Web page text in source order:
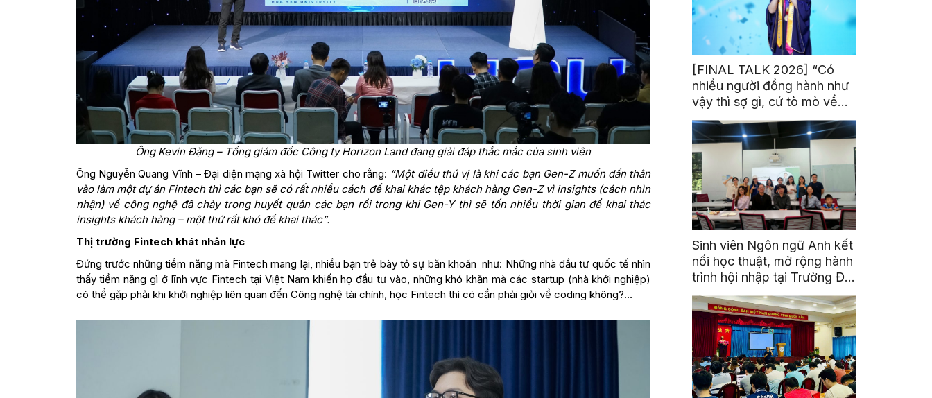
Ông Kevin Đặng – Tổng giám đốc Công ty Horizon Land đang giải đáp thắc mắc của sinh viên
Ông Nguyễn Quang Vĩnh – Đại diện mạng xã hội Twitter cho rằng: “Một điều thú vị là khi các bạn Gen-Z muốn dấn thân
vào làm một dự án Fintech thì các bạnsẽ có rất nhiều cách để khai khác tệp khách hàng Gen-Z vì insights(cách nhìn
nhận) về công nghệ đã chảy trong huyết quản các bạn rồi trong khi Gen-Y thì sẽ tốn nhiều thời gian để khai thác
insights khách hàng – một thứ rất khó để khai thác”.
Thị trường Fintech khát nhân lực
Đứng trước những tiềm năng mà Fintech mang lại, nhiều bạn trẻ bày tỏ sự băn khoăn như: Những nhà đầu tư quốc tế nhìn
thấy tiềm năng gì ở lĩnh vực Fintech tại Việt Nam khiến họ đầu tư vào, những khó khăn mà các startup (nhà khởi nghiệp)
có thể gặp phải khi khởi nghiệp liên quan đến Công nghệ tài chính, học Fintech thì có cần phải giỏi về coding không?…
[FINAL TALK 2026] “Có
nhiều người đồng hành như
vậy thì sợ gì, cứ tò mò về
thế giới thôi”
Sinh viên Ngôn ngữ Anh kết
nối học thuật, mở rộng hành
trình hội nhập tại Trường Đại
học Quốc gia Malaysia